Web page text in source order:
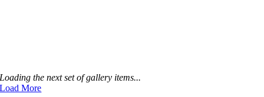
Loading the next set of gallery items...
Load More